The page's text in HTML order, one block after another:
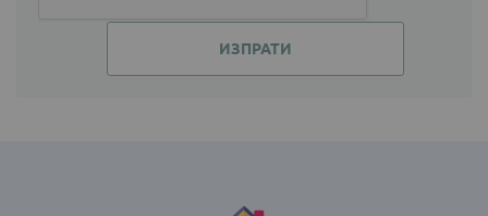
ИЗПРАТИ